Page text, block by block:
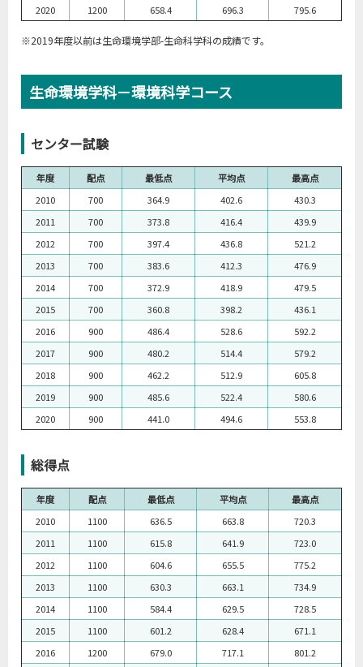
2020 1200 658.4 696.3 795.6
※2019年度以前は生命環境学部-生命科学科の成績です。
生命環境学科－環境科学コース
センター試験
年度 配点 最低点 平均点
最高点
2010
700 364.9 402.6
430.3
2011
700 373.8 416.4
439.9
2012
700 397.4 436.8
521.2
2013
700 383.6 412.3
476.9
2014
700 372.9 418.9
479.5
2015
700 360.8 398.2
436.1
2016
900 486.4 528.6
592.2
2017
900 480.2 514.4
579.2
2018
900 462.2 512.9
605.8
2019
900 485.6 522.4
580.6
2020
900 441.0 494.6 553.8
総得点
年度 配点 最低点 平均点
最高点
2010
1100 636.5 663.8
720.3
2011
1100 615.8 641.9
723.0
2012
1100 604.6 655.5
775.2
2013
1100 630.3 663.1
734.9
2014
1100 584.4 629.5
728.5
2015
1100 601.2 628.4
671.1
2016
1200 679.0 717.1
801.2